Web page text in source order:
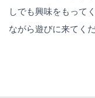
しでも興味をもって
ながら遊びに来てく